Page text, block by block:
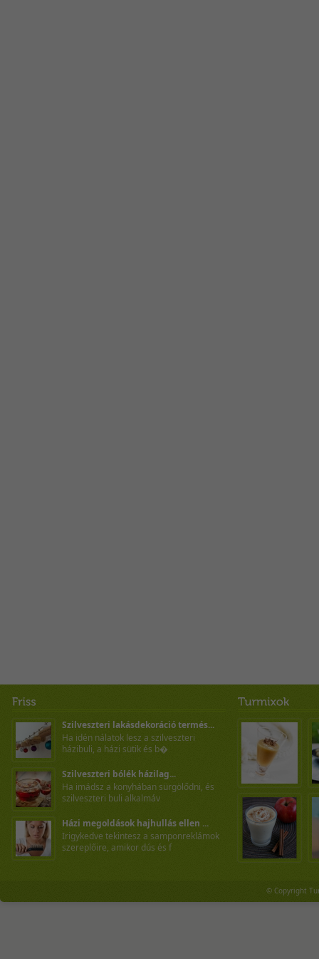
Szilveszteri lakásdekoráció termés...
Ha idén nálatok lesz a szilveszteri
házibuli, a házi sütik és b�
Szilveszteri bólék házilag...
Ha imádsz a konyhában sürgölődni, és
szilveszteri buli alkalmáv
Házi megoldások hajhullás ellen ...
Irigykedve tekintesz a samponreklámok
szereplőire, amikor dús és f
© Copyright